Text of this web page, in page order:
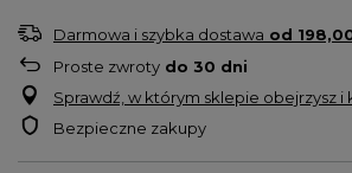
Darmowa i szybka dostawa od
Proste zwroty do 30 dni
Sprawdź, w którym sklepie obejrzysz i
Bezpieczne zakupy